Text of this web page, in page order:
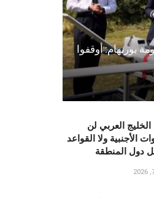
بورنهام: أوقفوا
الخليج العربي لن
الأجنبية ولا القواعد
بل دول المنطقة